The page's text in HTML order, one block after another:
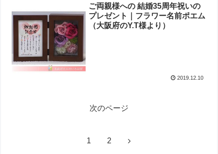
ご両親様への 結婚35周年祝いの
プレゼント｜フラワー名前ポエム
（大阪府のY.T様より）
2019.12.10
次のページ
1 2